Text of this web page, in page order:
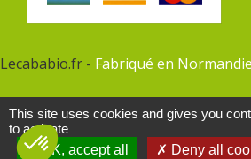
Lecababio.fr - Fabriqué en Normandie
This site uses cookies and gives you
to activate
OK, accept all
Deny all